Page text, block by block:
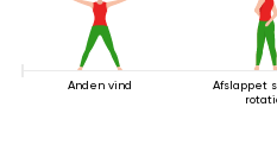
Anden vind
Afslappet